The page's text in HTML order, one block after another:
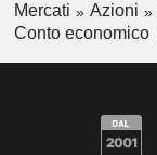
Mercati Azioni
Conto economico